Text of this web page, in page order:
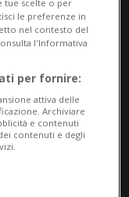
Archivio per
scegli
e
pubblicità.
tue scelte o per
le preferenze in
nel contesto del
l'Informativa
per fornire:
attiva delle
Archiviare
e contenuti
contenuti e degli